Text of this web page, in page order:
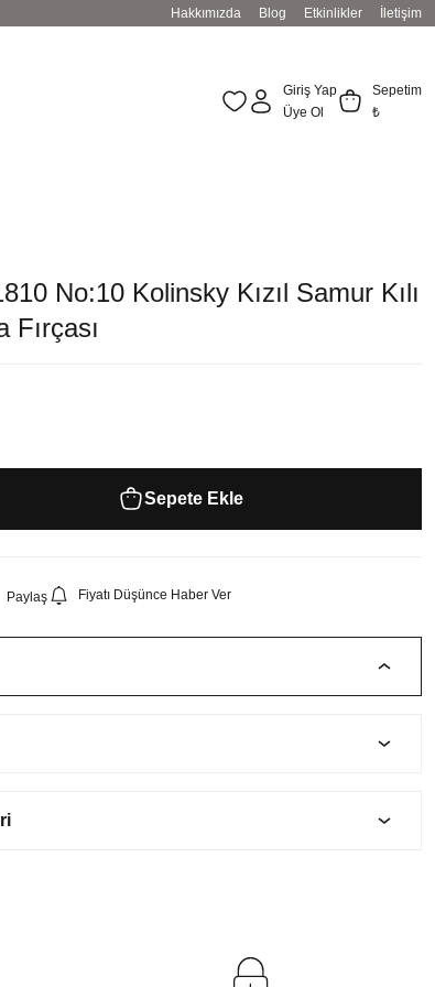
Hakkımızda Blog Etkinlikler İletişim
Giriş Yap
Üye Ol
Sepetim
₺
No:10 Kolinsky Kızıl Samur Kılı
Fırçası
Sepete Ekle
Paylaş Fiyatı Düşünce Haber Ver